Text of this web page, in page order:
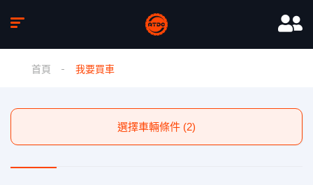
首頁 我要買車
選擇車輛條件 (2)